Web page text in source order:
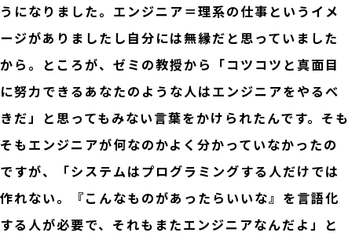
うになりました。エンジニア＝理系の仕事というイメ
ージがありましたし自分には無縁だと思っていました
から。ところが、ゼミの教授から「コツコツと真面目
に努力できるあなたのような人はエンジニアをやるべ
きだ」と思ってもみない言葉をかけられたんです。そも
そもエンジニアが何なのかよく分かっていなかったの
ですが、「システムはプログラミングする人だけでは
作れない。『こんなものがあったらいいな』を言語化
する人が必要で、それもまたエンジニアなんだよ」と